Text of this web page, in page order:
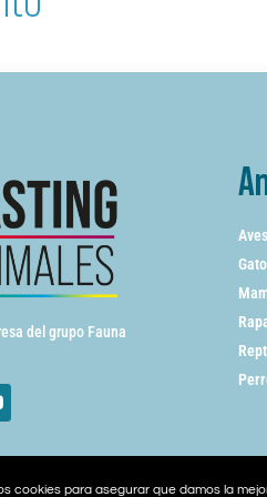
del grupo Fauna
cookies para asegurar que damos la